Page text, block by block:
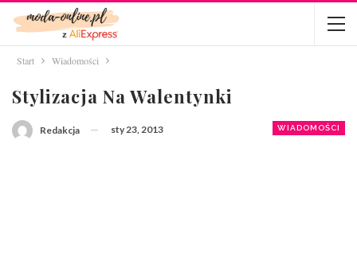
Start Wiadomości
Stylizacja Na Walentynki
WIADOMOŚCI
Redakcja sty 23, 2013